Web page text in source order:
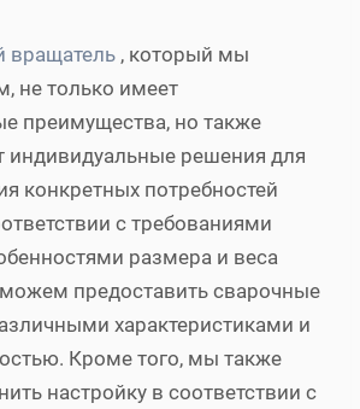
вращатель , который мы
не только имеет
преимущества, но также
индивидуальные решения для
конкретных потребностей
с требованиями
размера и веса
предоставить сварочные
характеристиками и
Кроме того, мы также
настройку в соответствии с